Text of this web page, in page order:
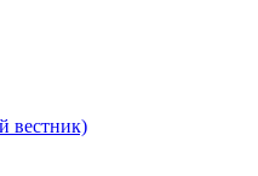
вестник)